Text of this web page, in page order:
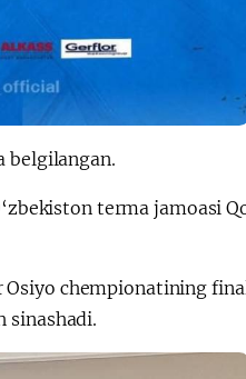
belgilangan.
terma jamoasi
Osiyo chempionatining
sinashadi.